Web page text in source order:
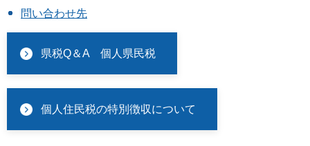
問い合わせ先
県税Q＆A 個人県民税
個人住民税の特別徴収について